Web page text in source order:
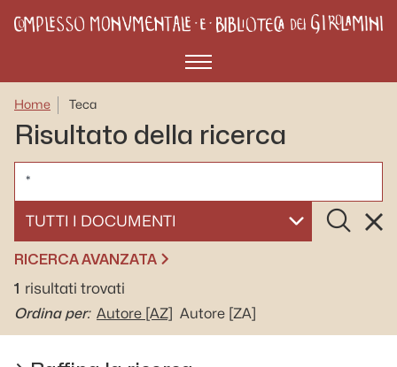
Menù
Home Teca
Risultato della ricerca
SELEZIONA UN DOCUMENTO
Cerca
RICERCA AVANZATA
1 risultati trovati
Ordina per: Autore [AZ] Autore [ZA]